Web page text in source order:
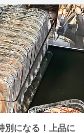
別になる！上品に